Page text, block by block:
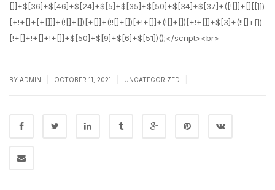
BY ADMIN OCTOBER 11, 2021 UNCATEGORIZED